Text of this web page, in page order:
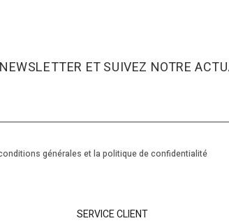
ET SUIVEZ NOTRE
générales et la politique de confidentialité
SERVICE CLIENT